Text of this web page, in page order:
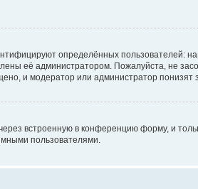
определённых пользователей:
её администратором. Пожалуйста, не
и модератор или администратор понизят
встроенную в конференцию форму, и
пользователями.